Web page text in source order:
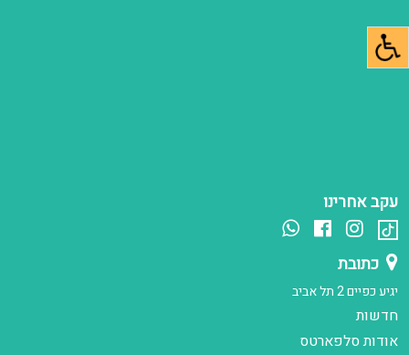
עקב אחרינו
כתובת
יגיע כפיים 2 תל אביב
חדשות
אודות סלפארטס